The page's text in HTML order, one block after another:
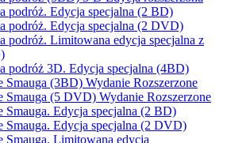
podróż. Edycja specjalna (2 BD)
podróż. Edycja specjalna (2 DVD)
podróż. Limitowana edycja specjalna z
podróż 3D. Edycja specjalna (4BD)
Smauga (3BD) Wydanie Rozszerzone
Smauga (5 DVD) Wydanie Rozszerzone
Smauga. Edycja specjalna (2 BD)
Smauga. Edycja specjalna (2 DVD)
Smauga. Limitowana edycja